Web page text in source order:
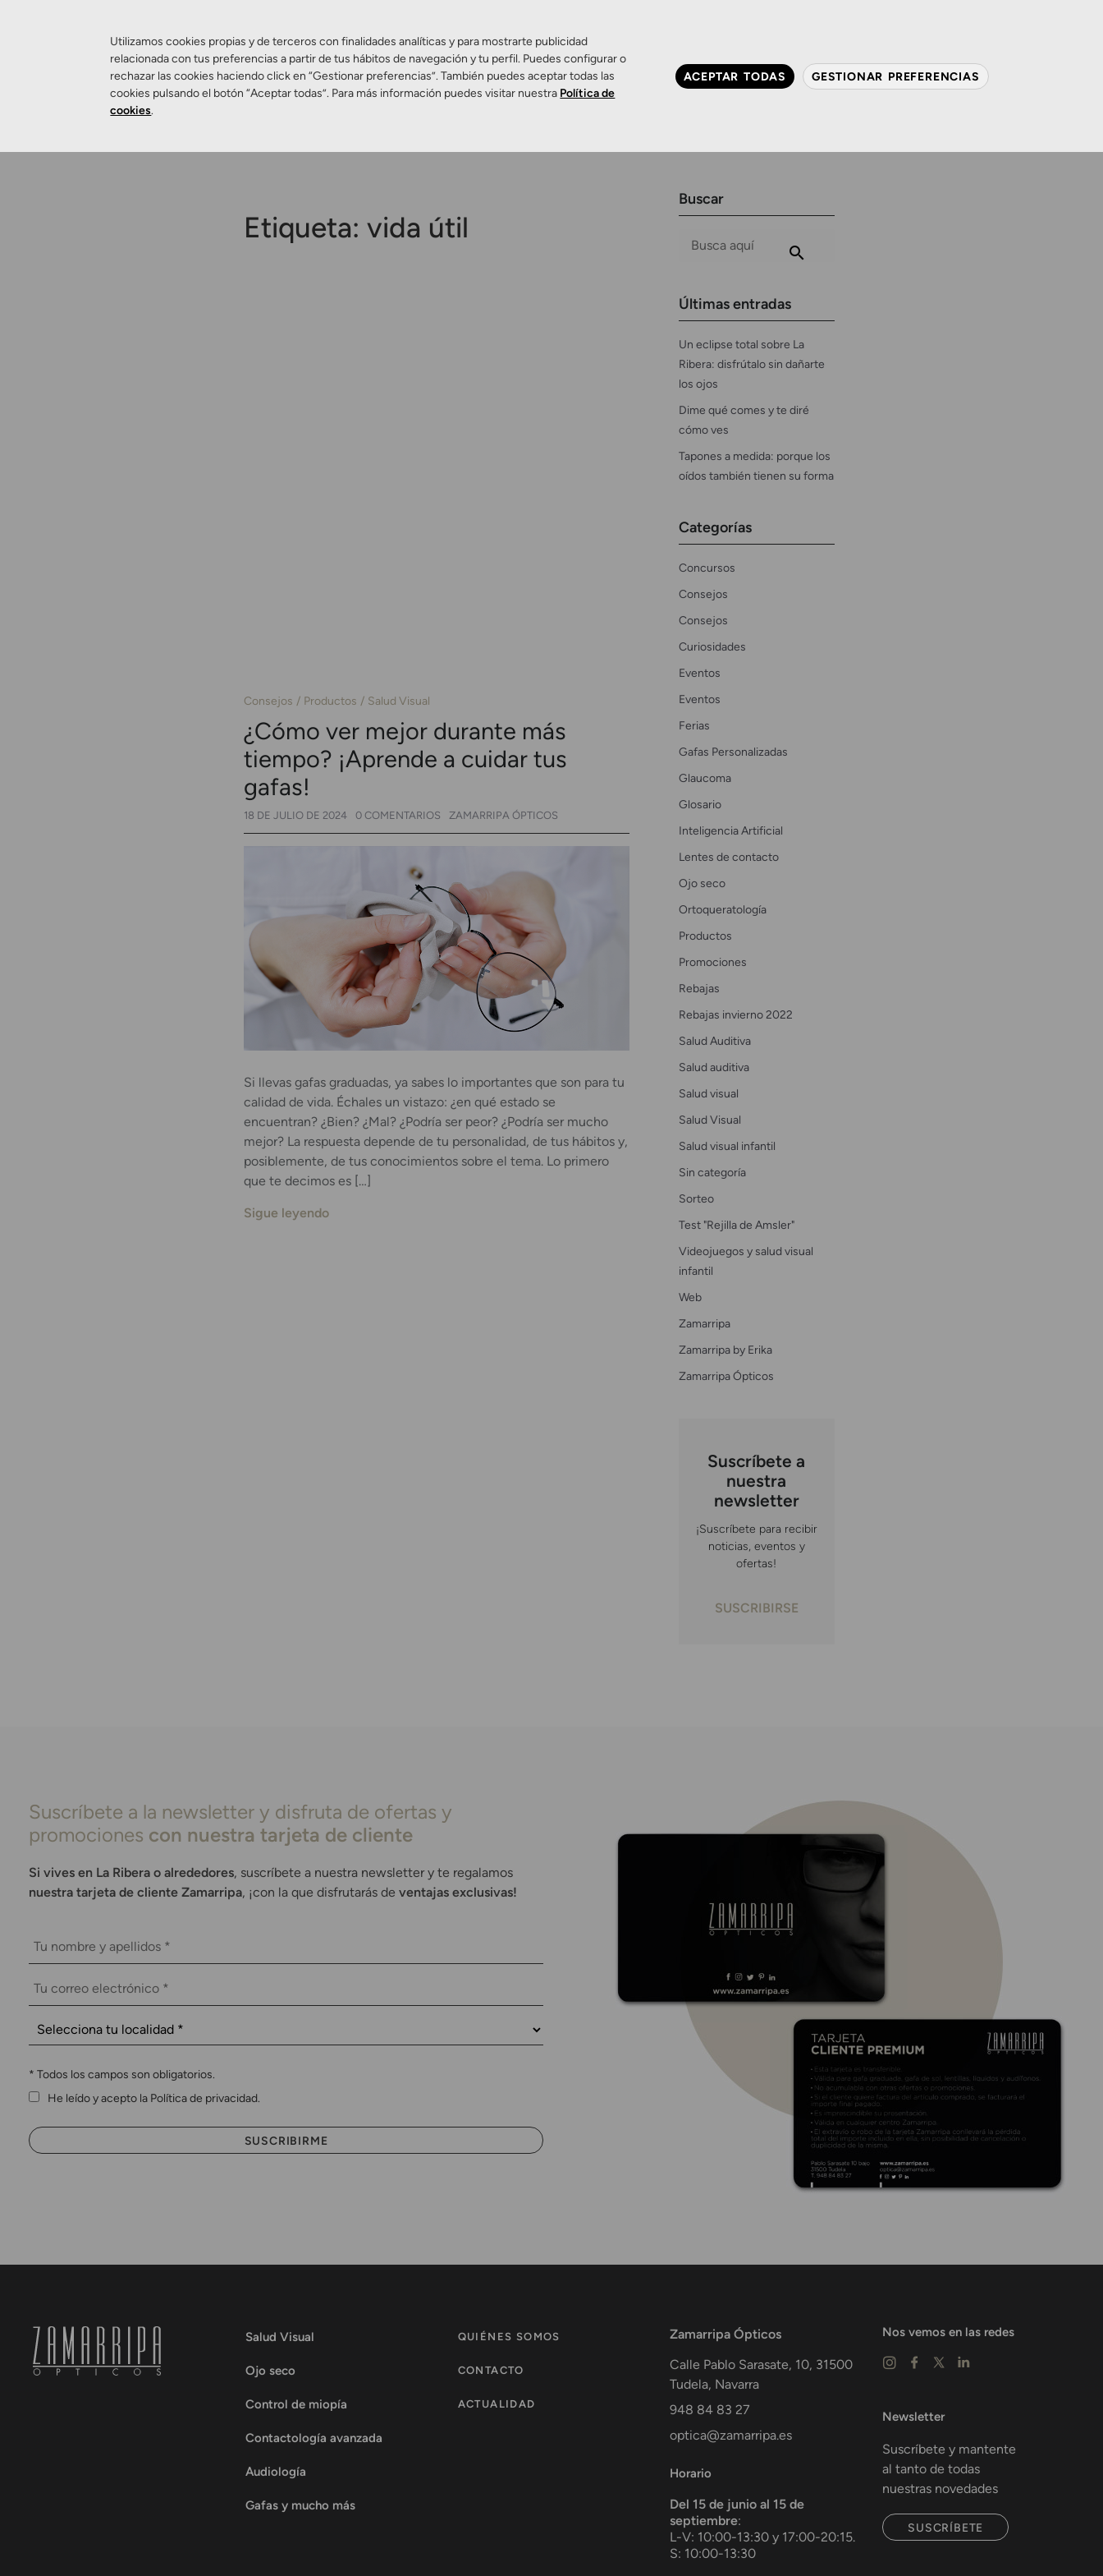
Salud Visual Ojo seco Control de miopía Contactología avanzada Audiología Gafas y mucho más
Etiqueta: vida útil
Consejos Productos Salud Visual
¿Cómo ver mejor durante más
tiempo? ¡Aprende a cuidar tus
gafas!
18 DE JULIO DE 2024 0 COMENTARIOS ZAMARRIPA ÓPTICOS
Si llevas gafas graduadas, ya sabes lo importantes que son para tu
calidad de vida. Échales un vistazo: ¿en qué estado se
encuentran? ¿Bien? ¿Mal? ¿Podría ser peor? ¿Podría ser mucho
mejor? La respuesta depende de tu personalidad, de tus hábitos y,
posiblemente, de tus conocimientos sobre el tema. Lo primero
que te decimos es […]
Sigue leyendo
Buscar
Últimas entradas
Un eclipse total sobre La
Ribera: disfrútalo sin dañarte
los ojos
Dime qué comes y te diré
cómo ves
Tapones a medida: porque los
oídos también tienen su forma
Categorías
Concursos
Consejos
Consejos
Curiosidades
Eventos
Eventos
Ferias
Gafas Personalizadas
Glaucoma
Glosario
Inteligencia Artificial
Lentes de contacto
Ojo seco
Ortoqueratología
Productos
Promociones
Rebajas
Rebajas invierno 2022
Salud Auditiva
Salud auditiva
Salud visual
Salud Visual
Salud visual infantil
Sin categoría
Sorteo
Test "Rejilla de Amsler"
Videojuegos y salud visual
infantil
Web
Zamarripa
Zamarripa by Erika
Zamarripa Ópticos
Suscríbete a
nuestra
newsletter
¡Suscríbete para recibir
noticias, eventos y
ofertas!
SUSCRIBIRSE
Suscríbete a la newsletter y disfruta de ofertas y
promociones con nuestra tarjeta de cliente
Si vives en La Ribera o alrededores, suscríbete a nuestra newsletter y te regalamos
nuestra tarjeta de cliente Zamarripa, ¡con la que disfrutarás de ventajas exclusivas!
* Todos los campos son obligatorios.
He leído y acepto la Política de privacidad.
Salud Visual
Ojo seco
Control de miopía
Contactología avanzada
Audiología
Gafas y mucho más
QUIÉNES SOMOS
CONTACTO
ACTUALIDAD
Zamarripa Ópticos
Calle Pablo Sarasate, 10, 31500
Tudela, Navarra
948 84 83 27
optica@zamarripa.es
Horario
Del 15 de junio al 15 de
septiembre:
L-V: 10:00-13:30 y 17:00-20:15.
S: 10:00-13:30
Nos vemos en las redes
Newsletter
Suscríbete y mantente
al tanto de todas
nuestras novedades
SUSCRÍBETE
Utilizamos cookies propias y de terceros con finalidades analíticas y para mostrarte publicidad
relacionada con tus preferencias a partir de tus hábitos de navegación y tu perfil. Puedes configurar o
rechazar las cookies haciendo click en “Gestionar preferencias”. También puedes aceptar todas las
cookies pulsando el botón “Aceptar todas”. Para más información puedes visitar nuestra Política de
cookies.
ACEPTAR TODAS GESTIONAR PREFERENCIAS